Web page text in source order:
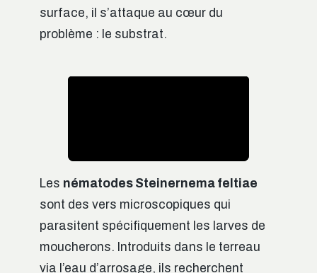
surface, il s’attaque au cœur du
problème : le substrat.
Les nématodes Steinernema feltiae
sont des vers microscopiques qui
parasitent spécifiquement les larves de
moucherons. Introduits dans le terreau
via l’eau d’arrosage, ils recherchent